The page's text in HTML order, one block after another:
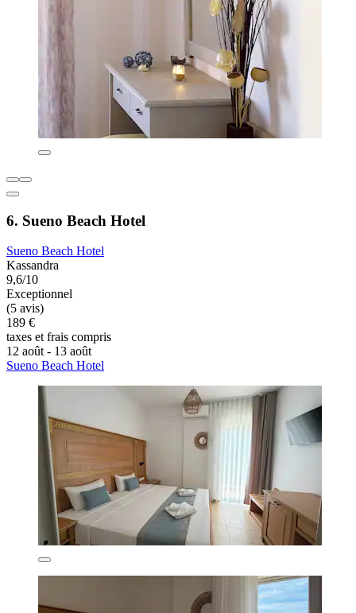
6. Sueno Beach Hotel
Sueno Beach Hotel
Kassandra
9,6/10
Exceptionnel
(5 avis)
189 €
taxes et frais compris
12 août - 13 août
Sueno Beach Hotel